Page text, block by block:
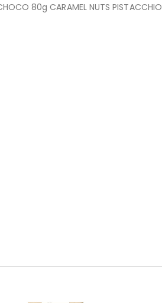
80g CARAMEL NUTS PISTACCHIO